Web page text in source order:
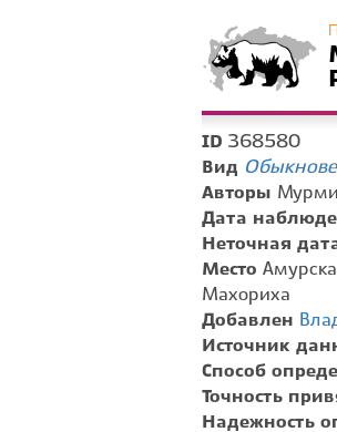
ID 368580
Вид
Авторы
Дата
Неточная
Место
Махориха
Добавлен
Источник
Способ
Точность
Надежность